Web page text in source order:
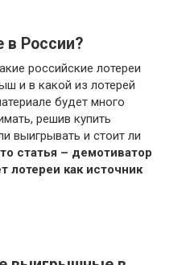
в России?
российские лотереи
и в какой из лотерей
будет много
решив купить
выигрывать и стоит ли
статья – демотиватор
лотереи как источник